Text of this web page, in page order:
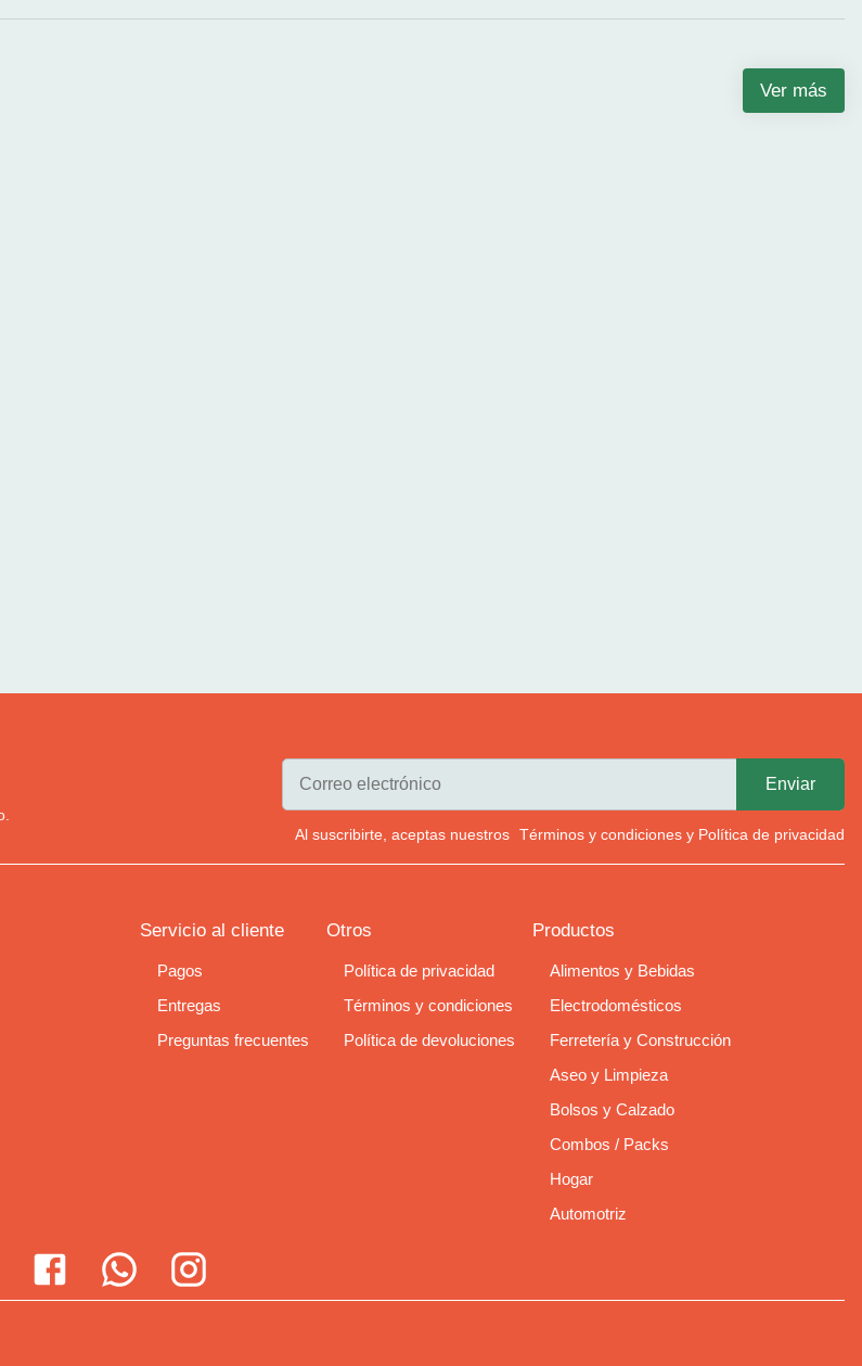
Ver más
Al suscribirte, aceptas nuestros Términos y condiciones y Política de privacidad
Servicio al cliente
Pagos
Entregas
Preguntas frecuentes
Otros
Política de privacidad
Términos y condiciones
Política de devoluciones
Productos
Alimentos y Bebidas
Electrodomésticos
Ferretería y Construcción
Aseo y Limpieza
Bolsos y Calzado
Combos / Packs
Hogar
Automotriz